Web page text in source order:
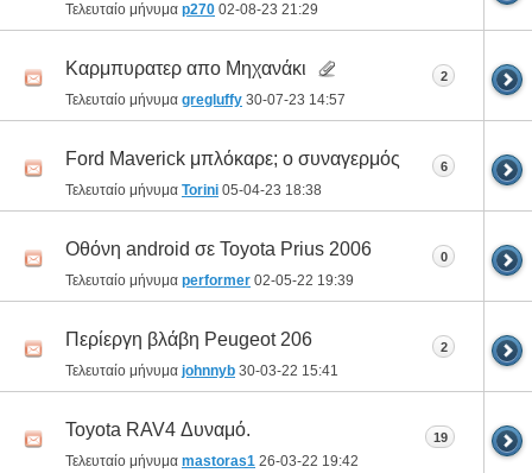
Τελευταίο μήνυμα p270 02-08-23 21:29
Καρμπυρατερ απο Μηχανάκι
Τελευταίο μήνυμα gregluffy 30-07-23 14:57
2
Ford Maverick μπλόκαρε; ο συναγερμός
Τελευταίο μήνυμα Torini 05-04-23 18:38
6
Οθόνη android σε Toyota Prius 2006
Τελευταίο μήνυμα performer 02-05-22 19:39
0
Περίεργη βλάβη Peugeot 206
Τελευταίο μήνυμα johnnyb 30-03-22 15:41
2
Toyota RAV4 Δυναμό.
Τελευταίο μήνυμα mastoras1 26-03-22 19:42
19